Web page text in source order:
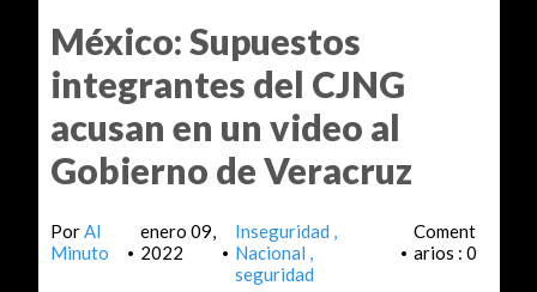
México: Supuestos
integrantes del CJNG
acusan en un video al
Gobierno de Veracruz
PorAl
Minuto
•
enero 09,
2022
•
Inseguridad
Nacional
seguridad
•
Coment
arios : 0